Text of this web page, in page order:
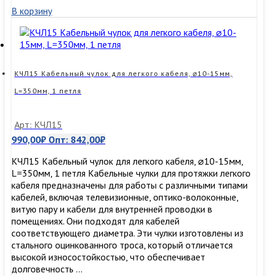
чулок
для
легкого
кабеля,
12мм,
1
В корзину
КЧЛ15 Кабельный чулок для легкого кабеля, ⌀10-15мм,
L=350мм, 1 петля
Арт: КЧЛ15
990,00₽ Опт: 842,00₽
КЧЛ15 Кабельный чулок для легкого кабеля, ⌀10-15мм,
L=350мм, 1 петля Кабельные чулки для протяжки легкого
кабеля предназначены для работы с различными типами
кабелей, включая телевизионные, оптико-волоконные,
витую пару и кабели для внутренней проводки в
помещениях. Они подходят для кабелей
соответствующего диаметра. Эти чулки изготовлены из
стального оцинкованного троса, который отличается
высокой износостойкостью, что обеспечивает
долговечность …